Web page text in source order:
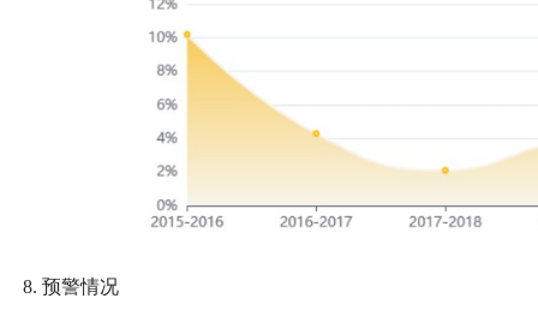
8.预警情况